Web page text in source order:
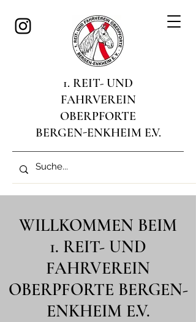
1. REIT- UND
FAHRVEREIN
OBERPFORTE
BERGEN-ENKHEIM E.V.
WILLKOMMEN BEIM
1. REIT- UND
FAHRVEREIN
OBERPFORTE BERGEN-
ENKHEIM E.V.